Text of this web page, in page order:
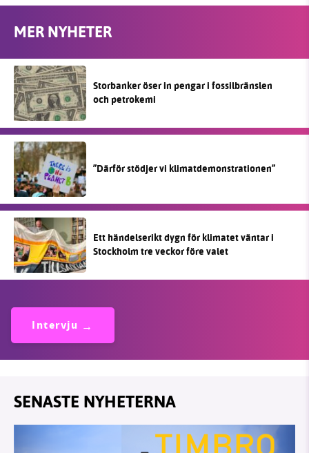
MER NYHETER
Storbanker öser in pengar i fossilbränslen
och petrokemi
”Därför stödjer vi klimatdemonstrationen”
Ett händelserikt dygn för klimatet väntar i
Stockholm tre veckor före valet
Intervju
SENASTE NYHETERNA